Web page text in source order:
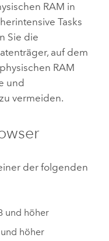
RAM in
Tasks
Sie die
auf dem
RAM
und
vermeiden.
der folgenden
und höher
höher